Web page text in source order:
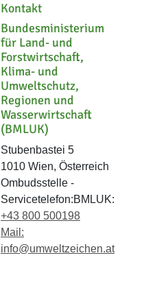
Kontakt
Bundesministerium
für Land- und
Forstwirtschaft,
Klima- und
Umweltschutz,
Regionen und
Wasserwirtschaft
(BMLUK)
Stubenbastei 5
1010 Wien, Österreich
Ombudsstelle -
Servicetelefon:BMLUK:
+43 800 500198
Mail:
info@umweltzeichen.at